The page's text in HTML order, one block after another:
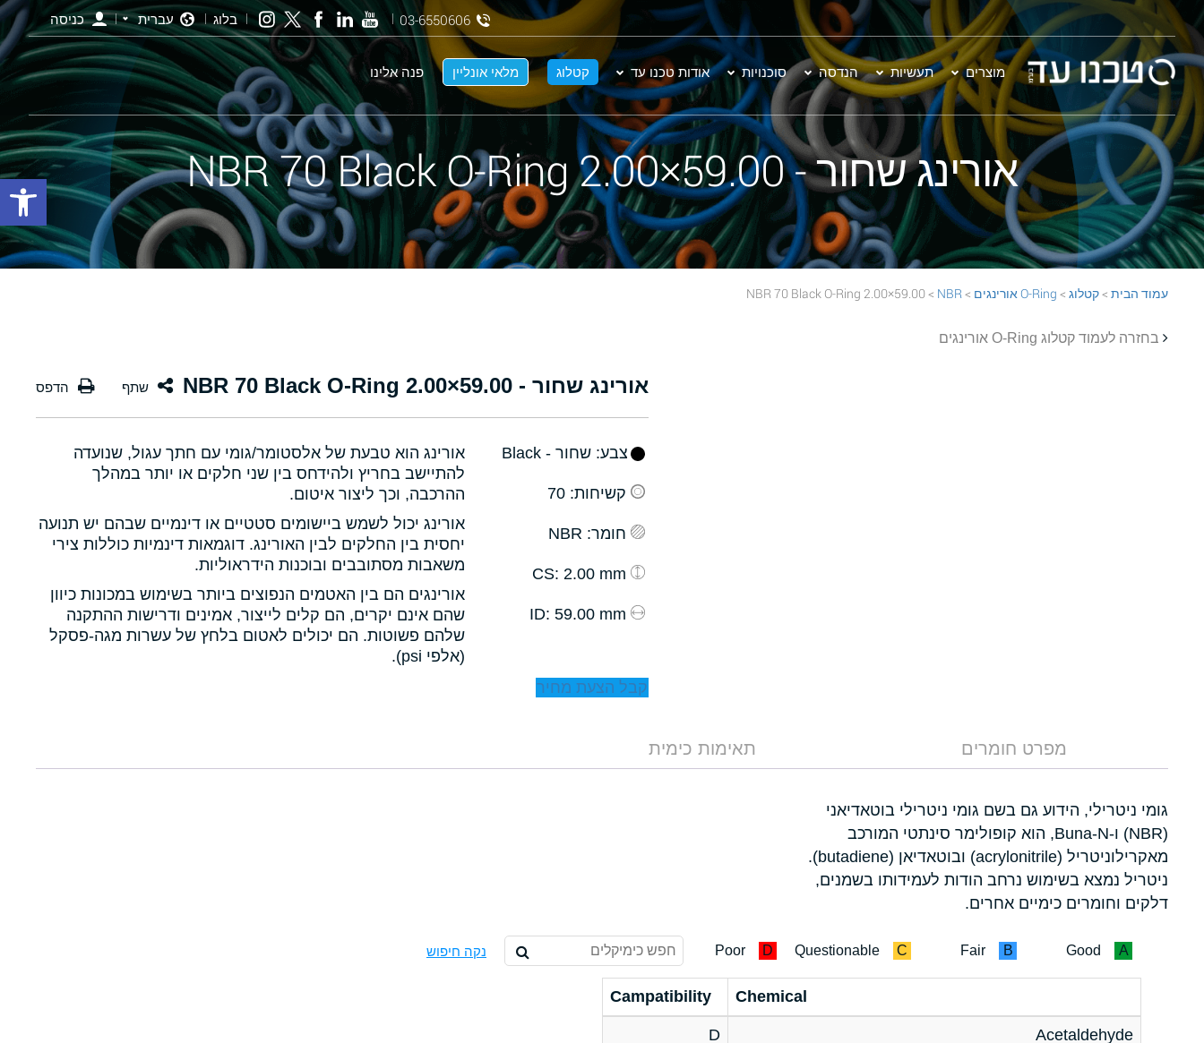
מוצרים תעשיות הנדסה סוכנויות אודות טכנו עד קטלוג מלאי אונליין פנה אלינו
03-6550606 בלוג עברית כניסה
אורינג שחור - 59.00×2.00 NBR 70 Black O-Ring
עמוד הבית >קטלוג > O-Ring אורינגים >
NBR
> 59.00×2.00 NBR 70 Black O-Ring
בחזרה לעמוד קטלוג O-Ring אורינגים
אורינג שחור - 59.00×2.00 NBR 70 Black O-Ring
אורינג הוא טבעת של אלסטומר/גומי עם חתך עגול, שנועדה
להתיישב בחריץ ולהידחס בין שני חלקים או יותר במהלך
ההרכבה, וכך ליצור איטום.
אורינג יכול לשמש ביישומים סטטיים או דינמיים שבהם יש תנועה
יחסית בין החלקים לבין האורינג. דוגמאות דינמיות כוללות צירי
משאבות מסתובבים ובוכנות הידראוליות.
אורינגים הם בין האטמים הנפוצים ביותר בשימוש במכונות כיוון
שהם אינם יקרים, הם קלים לייצור, אמינים ודרישות ההתקנה
שלהם פשוטות. הם יכולים לאטום בלחץ של עשרות מגה-פסקל
(אלפי psi).
צבע: שחור - Black
קשיחות: 70
חומר: NBR
: 2.00 mm
: 59.00 mm
קבל הצעת מחיר
מפרט חומרים תאימות כימית
גומי ניטרילי, הידוע גם בשם גומי ניטרילי בוטאדיאני
(NBR) ו-Buna-N, הוא קופולימר סינתטי המורכב
מאקרילוניטריל (acrylonitrile) ובוטאדיאן (butadiene).
ניטריל נמצא בשימוש נרחב הודות לעמידותו בשמנים,
דלקים וחומרים כימיים אחרים.
A
Good
B
Fair
C
Questionable
D
Poor נקה חיפוש
Chemical
Campatibility
Acetaldehyde
D
פתח